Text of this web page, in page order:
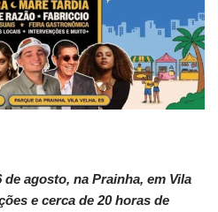
de agosto, na Prainha, em Vila
e cerca de 20 horas de